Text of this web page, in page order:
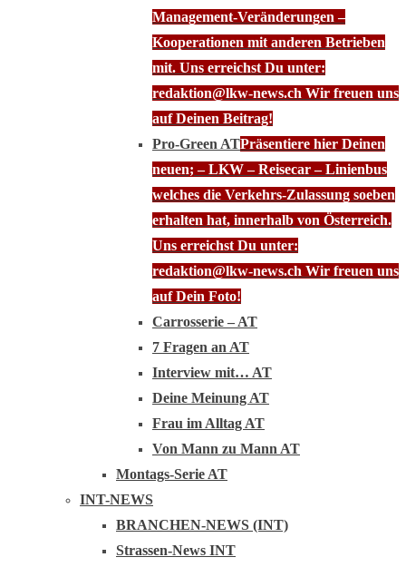
Management-Veränderungen –
Kooperationen mit anderen Betrieben
mit. Uns erreichst Du unter:
redaktion@lkw-news.ch Wir freuen uns
auf Deinen Beitrag!
Pro-Green ATPräsentiere hier Deinen
neuen; – LKW – Reisecar – Linienbus
welches die Verkehrs-Zulassung soeben
erhalten hat, innerhalb von Österreich.
Uns erreichst Du unter:
redaktion@lkw-news.ch Wir freuen uns
auf Dein Foto!
Carrosserie – AT
7 Fragen an AT
Interview mit… AT
Deine Meinung AT
Frau im Alltag AT
Von Mann zu Mann AT
Montags-Serie AT
INT-NEWS
BRANCHEN-NEWS (INT)
Strassen-News INT